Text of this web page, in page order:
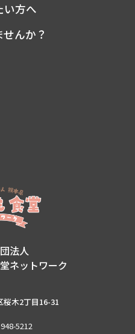
い方へ
んか？
法人
ネットワーク
桜木2丁目16-31
5212